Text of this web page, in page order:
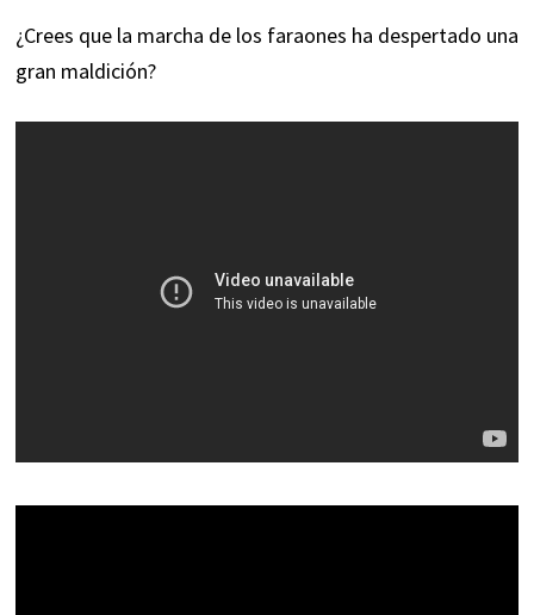
¿Crees que la marcha de los faraones ha despertado una
gran maldición?